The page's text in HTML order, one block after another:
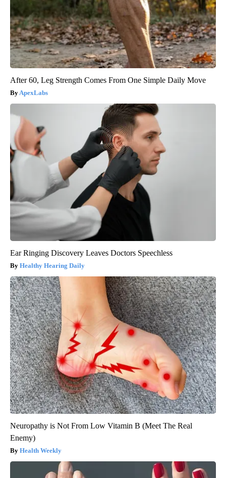
After 60, Leg Strength Comes From One Simple Daily Move
ApexLabs
Ear Ringing Discovery Leaves Doctors Speechless
Healthy Hearing Daily
Neuropathy is Not From Low Vitamin B (Meet The Real
Enemy)
Health Weekly